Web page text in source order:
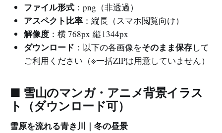
ファイル形式 ：png（非透過）
アスペクト比率 ：縦長（スマホ閲覧向け）
解像度 ：横 768px 縦 1344px
ダウンロード ：以下の各画像をそのまま保存して
ご利用ください（※一括ZIPは用意していません）
■ 雪山のマンガ・アニメ背景イラス
ト（ダウンロード可）
雪原を流れる青き川｜冬の昼景